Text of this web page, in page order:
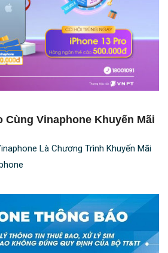
Cùng Vinaphone Khuyến Mãi
Là Chương Trình Khuyến Mãi